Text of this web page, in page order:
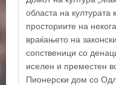
областа на
просториите на
враќањето на
сопственици со
иселен и преместен
Пионерски дом со